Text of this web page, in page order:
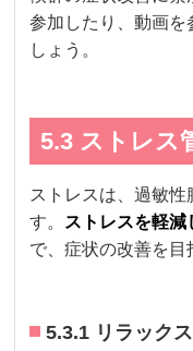
参加したり、動画を
しょう。
5.3 ストレス
ストレスは、過敏
す。
ストレスを軽
で、症状の改善を目
5.3.1 リラック